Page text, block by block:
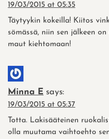
19/03/2015 at 05:35
Täytyykin kokeilla! Kiitos
sömässä, niin sen jälkeen
maut kiehtomaan!
Minna E says:
19/03/2015 at 05:37
Totta. Lakisääteinen
olla muutama vaihtoehto